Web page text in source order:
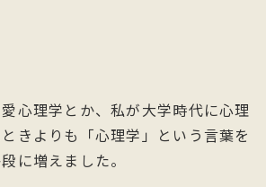
心理学とか、私が大学時代に心理
きよりも「心理学」という言葉を
に増えました。